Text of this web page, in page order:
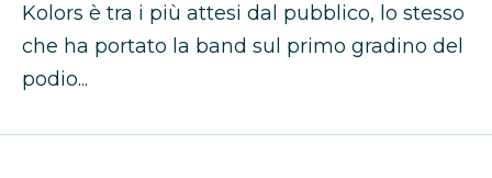
Kolors è tra i più attesi dal pubblico, lo stesso
che ha portato la band sul primo gradino del
podio...